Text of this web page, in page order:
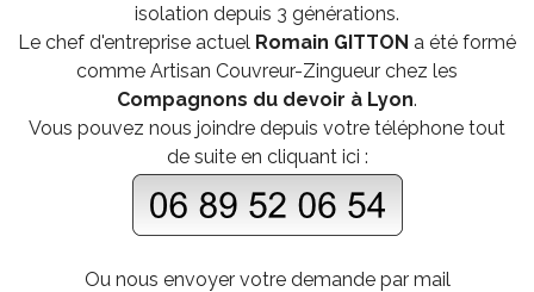
isolation depuis 3 générations.
Le chef d'entreprise actuel Romain GITTON a été formé
comme Artisan Couvreur-Zingueur chez les
Compagnons du devoir à Lyon.
Vous pouvez nous joindre depuis votre téléphone tout
de suite en cliquant ici :
Ou nous envoyer votre demande par mail